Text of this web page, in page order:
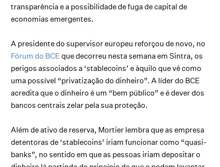
transparência e a possibilidade de fuga de capital de
economias emergentes.
A presidente do supervisor europeu reforçou de novo, no
Fórum do BCE que decorreu nesta semana em Sintra, os
perigos associados a ‘stablecoins’ e àquilo que vê como
uma possível “privatização do dinheiro”. A líder do BCE
acredita que o dinheiro é um “bem público” e é dever dos
bancos centrais zelar pela sua proteção.
Além de ativo de reserva, Mortier lembra que as empresa
detentoras de ‘stablecoins’ iriam funcionar como “quasi-
banks”, no sentido em que as pessoas iriam depositar o